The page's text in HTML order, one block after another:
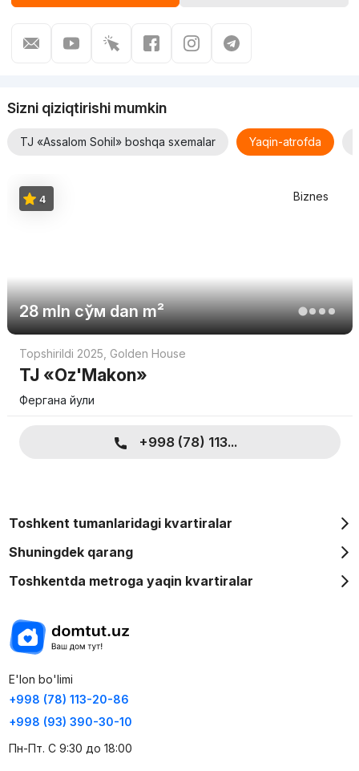
Sizni qiziqtirishi mumkin
TJ «Assalom Sohil» boshqa sxemalar Yaqin-atrofda
Biznes
28 mln сўмdan m²
4
Topshirildi 2025 Golden House
TJ «Oz'Makon»
Фергана йули
+998 (78) 113...
Toshkent tumanlaridagi kvartiralar
Shuningdek qarang
Toshkentda metroga yaqin kvartiralar
E'lon bo'limi
+998 (78) 113-20-86
+998 (93) 390-30-10
Пн-Пт. С 9:30 до 18:00